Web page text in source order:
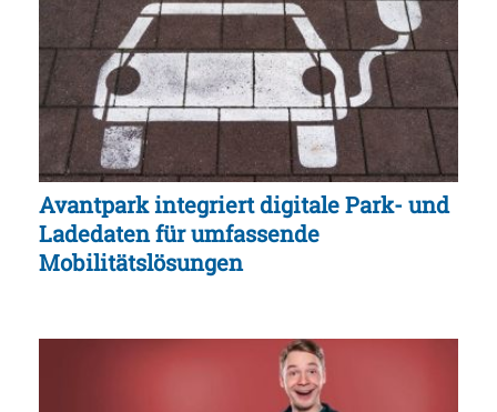
Avantpark integriert digitale Park- und
Ladedaten für umfassende
Mobilitätslösungen